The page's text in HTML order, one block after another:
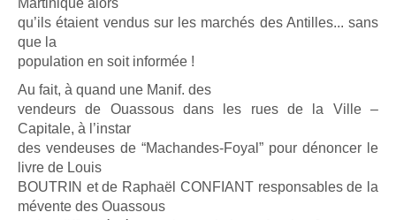
qu’ils étaient vendus sur les marchés des Antilles... sans
que la
population en soit informée !
Au fait, à quand une Manif. des
vendeurs de Ouassous dans les rues de la Ville –
Capitale, à l’instar
des vendeuses de “Machandes-Foyal” pour dénoncer le
livre de Louis
BOUTRIN et de Raphaël CONFIANT responsables de la
mévente des Ouassous